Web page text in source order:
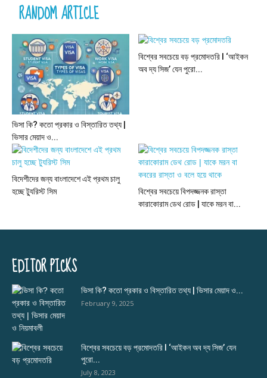
RANDOM ARTICLE
ভিসা কি? কতো প্রকার ও বিস্তারিত তথ্য |
ভিসার মেয়াদ ও...
বিশ্বের সবচেয়ে বড় প্রমোদতরি l ‘আইকন
অব দ্য সিজ’ যেন পুরো...
বিদেশীদের জন্য বাংলাদেশে এই প্রথম চালু
হচ্ছে ট্যুরিস্ট সিম
বিশ্বের সবচেয়ে বিপদজ্জনক রাস্তা
কারাকোরাম ডেথ রোড | যাকে মরন বা...
EDITOR PICKS
ভিসা কি? কতো প্রকার ও বিস্তারিত তথ্য | ভিসার মেয়াদ ও...
February 9, 2025
বিশ্বের সবচেয়ে বড় প্রমোদতরি l ‘আইকন অব দ্য সিজ’ যেন
পুরো...
July 8, 2023